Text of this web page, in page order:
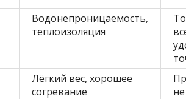
Водонепроницаемость,
теплоизоляция
Лёгкий вес, хорошее
согревание